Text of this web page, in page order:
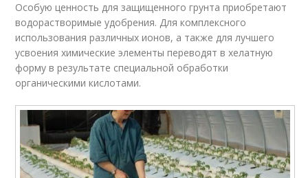
Особую ценность для защищенного грунта приобретают
водорастворимые удобрения. Для комплексного
использования различных ионов, а также для лучшего
усвоения химические элементы переводят в хелатную
форму в результате специальной обработки
органическими кислотами.